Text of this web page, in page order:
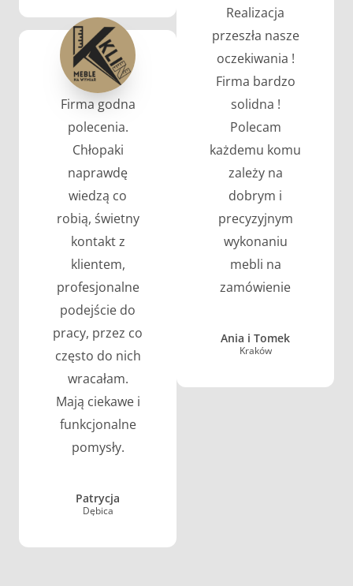
Firma godna
polecenia.
Chłopaki
naprawdę
wiedzą co
robią, świetny
kontakt z
klientem,
profesjonalne
podejście do
pracy, przez co
często do nich
wracałam.
Mają ciekawe i
funkcjonalne
pomysły.
Patrycja
Dębica
Realizacja
przeszła nasze
oczekiwania !
Firma bardzo
solidna !
Polecam
każdemu komu
zależy na
dobrym i
precyzyjnym
wykonaniu
mebli na
zamówienie
Ania i Tomek
Kraków